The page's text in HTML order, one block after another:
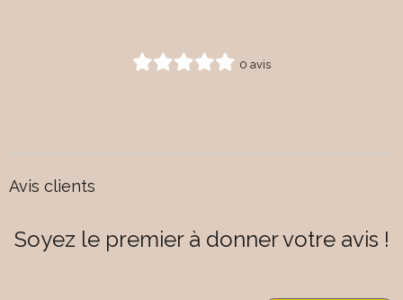
0 avis
Avis clients
Soyez le premier à donner votre avis !